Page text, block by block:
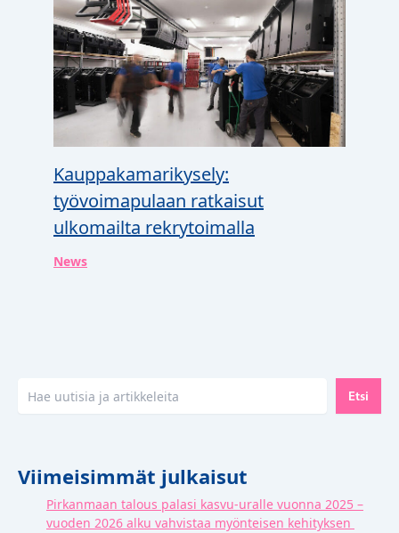
Kauppakamarikysely:
työvoimapulaan ratkaisut
ulkomailta rekrytoimalla
News
Etsi
Viimeisimmät julkaisut
Pirkanmaan talous palasi kasvu-uralle vuonna 2025 –
vuoden 2026 alku vahvistaa myönteisen kehityksen